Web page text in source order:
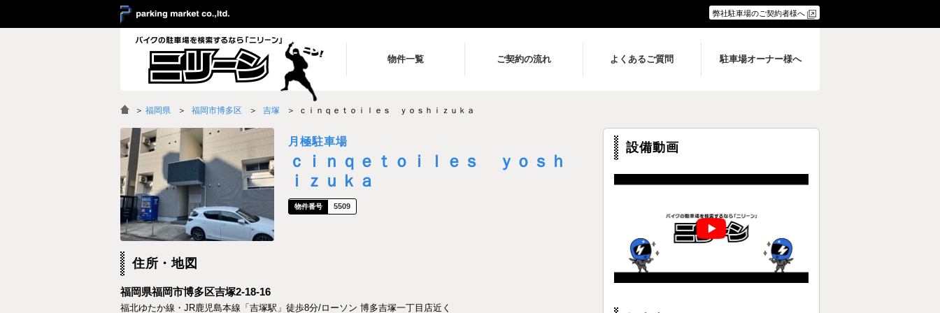
弊社駐車場のご契約者様へ
物件一覧 ご契約の流れ よくあるご質問 駐車場オーナー様へ
＞ 福岡県 福岡市博多区 吉塚 ｃｉｎｑｅｔｏｉｌｅｓ ｙｏｓｈｉｚｕｋａ
月極駐車場
ｃｉｎｑｅｔｏｉｌｅｓ ｙｏｓｈ
ｉｚｕｋａ
5509
住所・地図
福岡県福岡市博多区吉塚2-18-16
福北ゆたか線・JR鹿児島本線「吉塚駅」徒歩8分/ローソン 博多吉塚一丁目店近く
設備動画